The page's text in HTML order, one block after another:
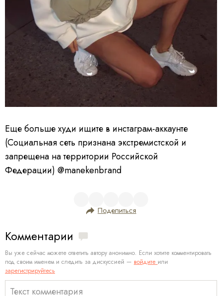
Еще больше худи ищите в инстаграм-аккаунте
(Социальная сеть признана экстремистской и
запрещена на территории Российской
Федерации) @manekenbrand
Поделиться
Комментарии
Вы уже сейчас можете ответить автору анонимно. Если хотите комментировать
под своим именем и следить за дискуссией — войдите или
зарегистрируйтесь